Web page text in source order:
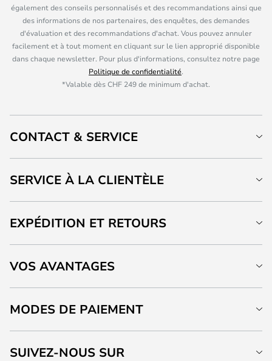
également des conseils personnalisés et des recommandations ainsi que
des informations de nos partenaires, des enquêtes, des demandes
d'évaluation et des recommandations d'achat. Vous pouvez annuler
facilement et à tout moment en cliquant sur le lien approprié disponible
dans chaque newsletter. Pour plus d'informations, consultez notre page
Politique de confidentialité.
*Valable dès CHF 249 de minimum d'achat.
CONTACT & SERVICE
SERVICE À LA CLIENTÈLE
EXPÉDITION ET RETOURS
VOS AVANTAGES
MODES DE PAIEMENT
SUIVEZ-NOUS SUR